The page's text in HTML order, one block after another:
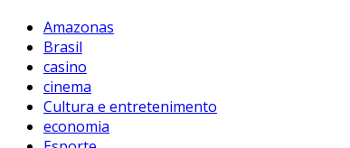
Amazonas
Brasil
casino
cinema
Cultura e entretenimento
economia